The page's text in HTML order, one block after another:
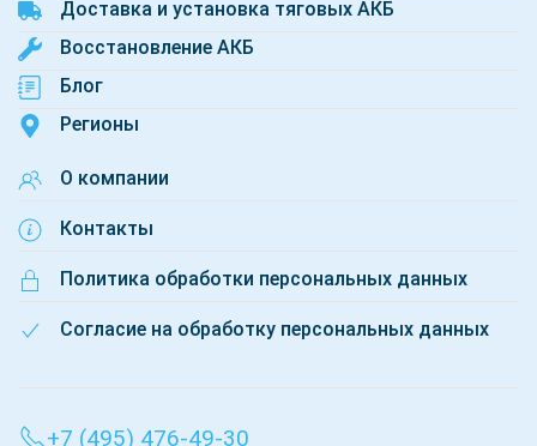
Доставка и установка тяговых АКБ
Восстановление АКБ
Блог
Регионы
О компании
Контакты
Политика обработки персональных данных
Согласие на обработку персональных данных
+7 (495) 476-49-30